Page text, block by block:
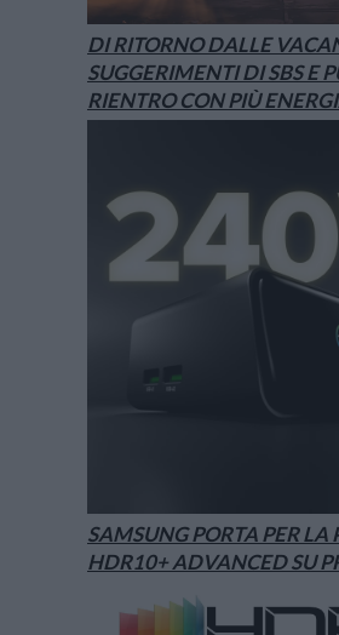
DI RITORNO DALLE
SUGGERIMENTI DI SBS E
RIENTRO CON PIÙ
SAMSUNG PORTA PER LA
HDR10+ ADVANCED SU